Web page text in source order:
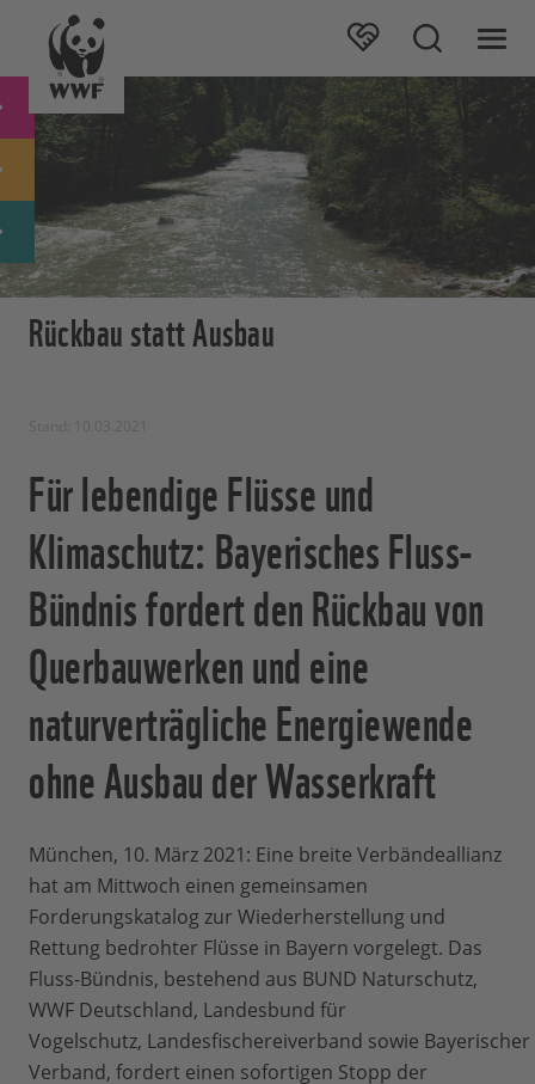
Rückbau statt Ausbau
Für lebendige Flüsse und
Klimaschutz: Bayerisches Fluss-
Bündnis fordert den Rückbau von
Querbauwerken und eine
naturverträgliche Energiewende
ohne Ausbau der Wasserkraft
München, 10. März 2021: Eine breite Verbändeallianz
hat am Mittwoch einen gemeinsamen
Forderungskatalog zur Wiederherstellung und
Rettung bedrohter Flüsse in Bayern vorgelegt. Das
Fluss-Bündnis, bestehend aus BUND Naturschutz,
WWF Deutschland, Landesbund für
Vogelschutz, Landesfischereiverband sowie Bayerischer
Verband, fordert einen sofortigen Stopp der